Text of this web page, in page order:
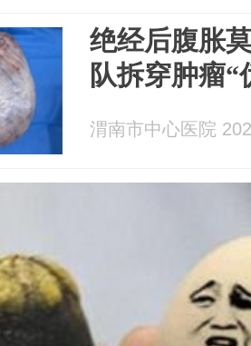
绝经后腹胀
队拆穿肿瘤“
渭南市中心医院